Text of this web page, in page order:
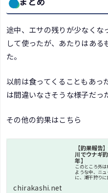
途中、エサの残りが少なくな
して使ったが、あたりはある
た。
以前は食ってくることもあっ
は間違いなさそうな様子だっ
その他の釣果はこちら
【釣果報告
川でウナギ
年】
このところ外
ような中、ニ
に、潮干狩り
chirakashi.net